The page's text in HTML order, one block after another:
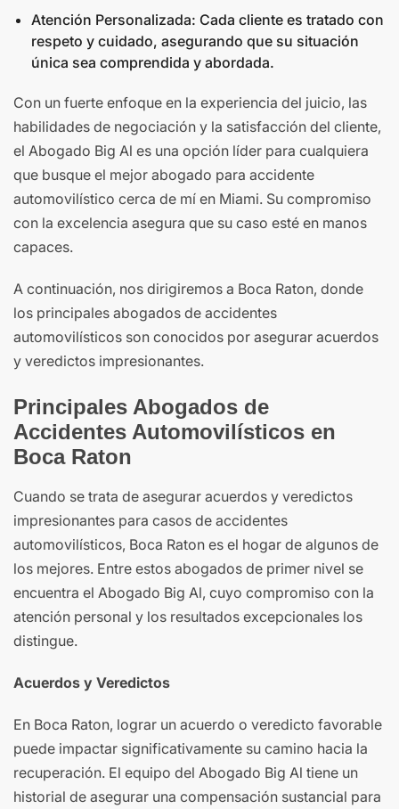
Atención Personalizada: Cada cliente es tratado con
respeto y cuidado, asegurando que su situación
única sea comprendida y abordada.
Con un fuerte enfoque en la experiencia del juicio, las
habilidades de negociación y la satisfacción del cliente,
el Abogado Big Al es una opción líder para cualquiera
que busque el mejor abogado para accidente
automovilístico cerca de mí en Miami. Su compromiso
con la excelencia asegura que su caso esté en manos
capaces.
A continuación, nos dirigiremos a Boca Raton, donde
los principales abogados de accidentes
automovilísticos son conocidos por asegurar acuerdos
y veredictos impresionantes.
Principales Abogados de
Accidentes Automovilísticos en
Boca Raton
Cuando se trata de asegurar acuerdos y veredictos
impresionantes para casos de accidentes
automovilísticos, Boca Raton es el hogar de algunos de
los mejores. Entre estos abogados de primer nivel se
encuentra el Abogado Big Al, cuyo compromiso con la
atención personal y los resultados excepcionales los
distingue.
Acuerdos y Veredictos
En Boca Raton, lograr un acuerdo o veredicto favorable
puede impactar significativamente su camino hacia la
recuperación. El equipo del Abogado Big Al tiene un
historial de asegurar una compensación sustancial para